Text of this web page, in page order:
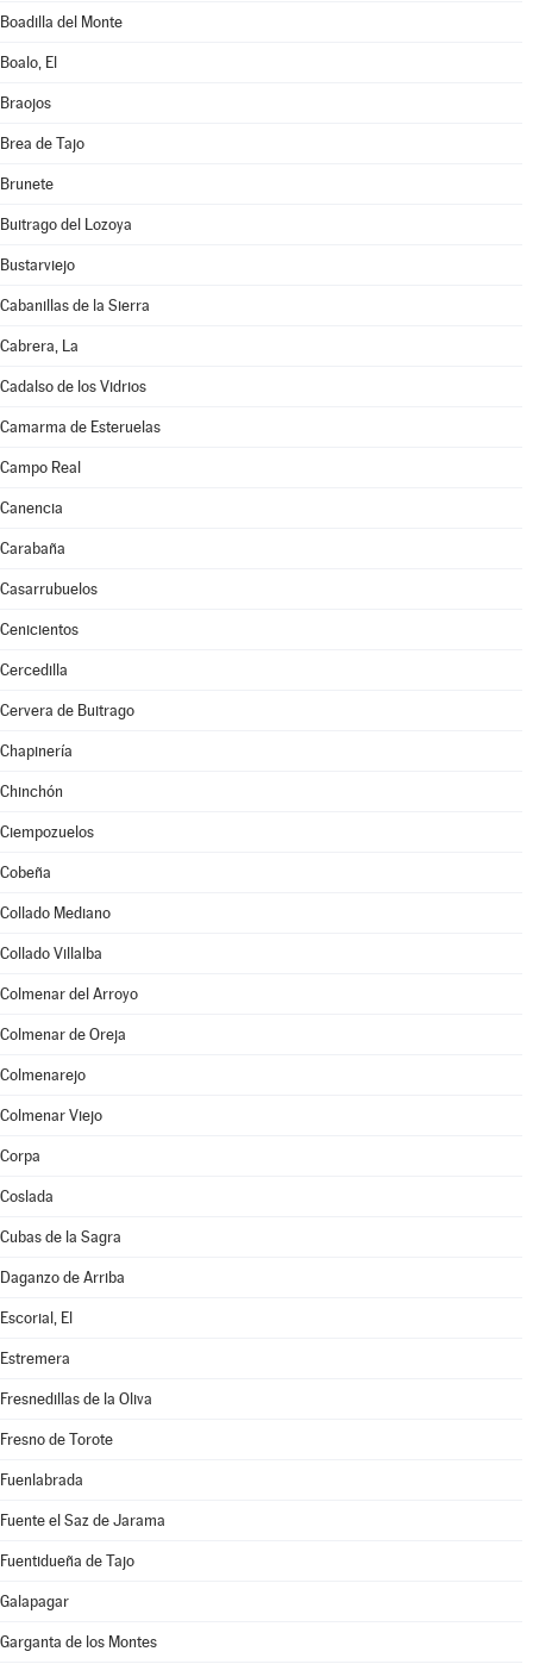
Boadilla del Monte
Boalo, El
Braojos
Brea de Tajo
Brunete
Buitrago del Lozoya
Bustarviejo
Cabanillas de la Sierra
Cabrera, La
Cadalso de los Vidrios
Camarma de Esteruelas
Campo Real
Canencia
Carabaña
Casarrubuelos
Cenicientos
Cercedilla
Cervera de Buitrago
Chapinería
Chinchón
Ciempozuelos
Cobeña
Collado Mediano
Collado Villalba
Colmenar del Arroyo
Colmenar de Oreja
Colmenarejo
Colmenar Viejo
Corpa
Coslada
Cubas de la Sagra
Daganzo de Arriba
Escorial, El
Estremera
Fresnedillas de la Oliva
Fresno de Torote
Fuenlabrada
Fuente el Saz de Jarama
Fuentidueña de Tajo
Galapagar
Garganta de los Montes